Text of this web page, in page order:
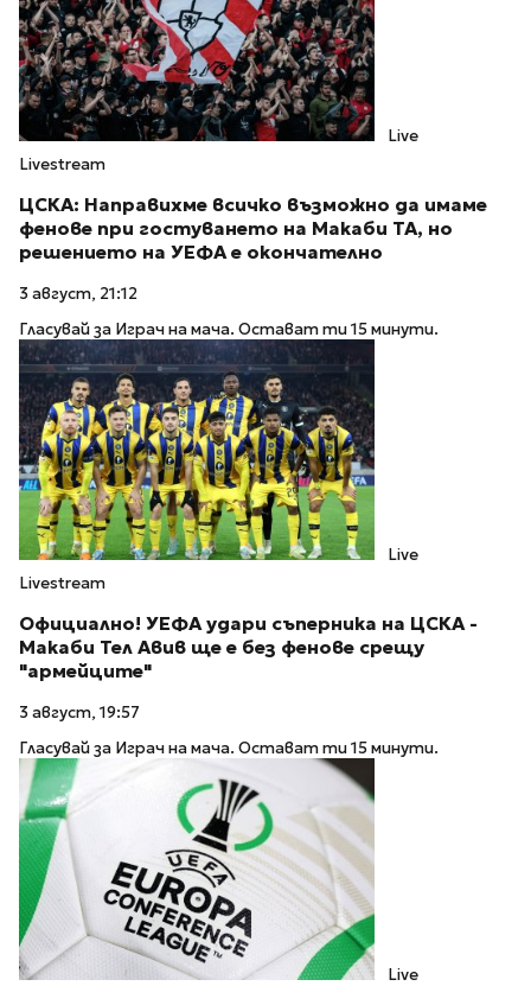
Live
Livestream
ЦСКА: Направихме всичко възможно да имаме
фенове при гостуването на Макаби ТА, но
решението на УЕФА е окончателно
3 август, 21:12
Гласувай за Играч на мача. Остават ти 15 минути.
Live
Livestream
Официално! УЕФА удари съперника на ЦСКА -
Макаби Тел Авив ще е без фенове срещу
"армейците"
3 август, 19:57
Гласувай за Играч на мача. Остават ти 15 минути.
Live